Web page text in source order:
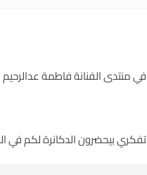
منتدى الفنانة فاطمة عدالرحيم
بيحضرون الدكانرة لكم في